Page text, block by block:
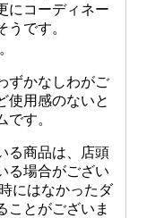
にコーディネー
うです。
ずかなしわがご
使用感のないと
す。
る商品は、店頭
る場合がござい
にはなかったダ
ことがございま